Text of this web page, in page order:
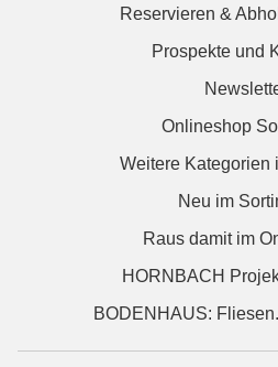
Reservieren &
Prospekte und
Onlineshop
Weitere Kategorien
Neu im
Raus damit im
HORNBACH
BODENHAUS: